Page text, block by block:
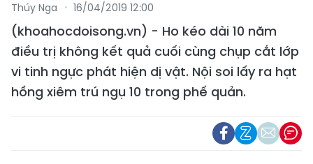
Thúy Nga 16/04/2019 12:00
(khoahocdoisong.vn) - Ho kéo dài 10 năm
điều trị không kết quả cuối cùng chụp cắt lớp
vi tinh ngực phát hiện dị vật. Nội soi lấy ra hạt
hồng xiêm trú ngụ 10 trong phế quản.